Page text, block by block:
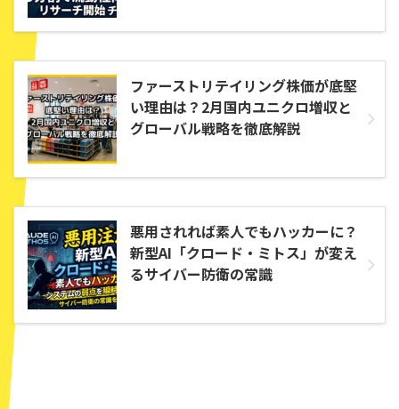
ファーストリテイリング株価が底堅
い理由は？2月国内ユニクロ増収と
グローバル戦略を徹底解説
悪用されれば素人でもハッカーに？
新型AI「クロード・ミトス」が変え
るサイバー防衛の常識